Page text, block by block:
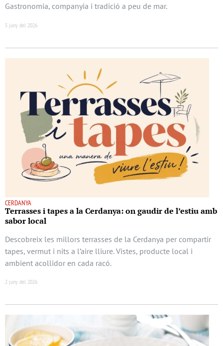
Gastronomia, companyia i tradició a peu de mar.
5 juny del 2026
CERDANYA
Terrasses i tapes a la Cerdanya: on gaudir de l’estiu amb
sabor local
Descobreix les millors terrasses de la Cerdanya per compartir
tapes, vermut i nits a l’aire lliure. Vistes, producte local i
ambient acollidor en cada racó.
2 juny del 2026